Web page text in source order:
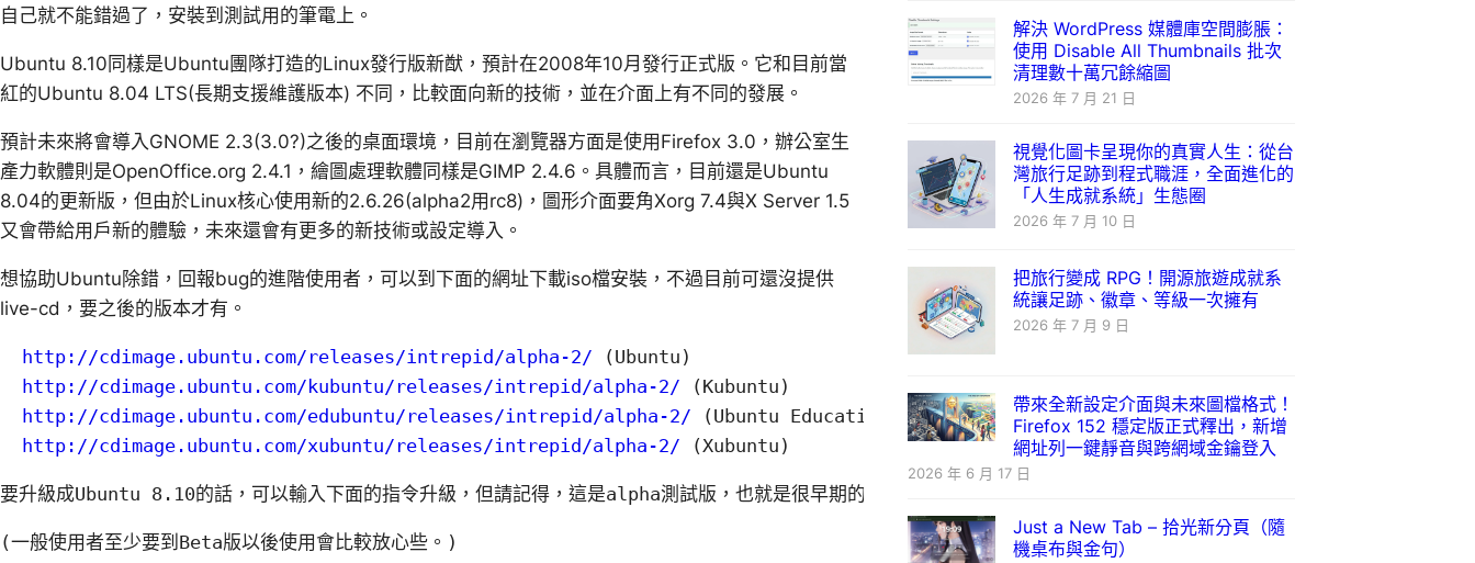
自己就不能錯過了，安裝到測試用的筆電上。
Ubuntu 8.10同樣是Ubuntu團隊打造的Linux發行版新猷，預計在2008年10月發行正式版。它和目前當
紅的Ubuntu 8.04 LTS(長期支援維護版本) 不同，比較面向新的技術，並在介面上有不同的發展。
預計未來將會導入GNOME 2.3(3.0?)之後的桌面環境，目前在瀏覽器方面是使用Firefox 3.0，辦公室生
產力軟體則是OpenOffice.org 2.4.1，繪圖處理軟體同樣是GIMP 2.4.6。具體而言，目前還是Ubuntu
8.04的更新版，但由於Linux核心使用新的2.6.26(alpha2用rc8)，圖形介面要角Xorg 7.4與X Server 1.5
又會帶給用戶新的體驗，未來還會有更多的新技術或設定導入。
想協助Ubuntu除錯，回報bug的進階使用者，可以到下面的網址下載iso檔安裝，不過目前可還沒提供
live-cd，要之後的版本才有。
http://cdimage.ubuntu.com/releases/intrepid/alpha-2/ (Ubuntu)
http://cdimage.ubuntu.com/kubuntu/releases/intrepid/alpha-2/ (Kubuntu)
http://cdimage.ubuntu.com/edubuntu/releases/intrepid/alpha-2/ (Ubuntu Education Edition)
http://cdimage.ubuntu.com/xubuntu/releases/intrepid/alpha-2/ (Xubuntu)
要升級成Ubuntu 8.10的話，可以輸入下面的指令升級，但請記得，這是alpha測試版，也就是很早期的測試版。
(一般使用者至少要到Beta版以後使用會比較放心些。)
解決 WordPress 媒體庫空間膨脹：
使用 Disable All Thumbnails 批次
清理數十萬冗餘縮圖
2026 年 7 月 21 日
視覺化圖卡呈現你的真實人生：從台
灣旅行足跡到程式職涯，全面進化的
「人生成就系統」生態圈
2026 年 7 月 10 日
把旅行變成 RPG！開源旅遊成就系
統讓足跡、徽章、等級一次擁有
2026 年 7 月 9 日
帶來全新設定介面與未來圖檔格式！
Firefox 152 穩定版正式釋出，新增
網址列一鍵靜音與跨網域金鑰登入
2026 年 6 月 17 日
Just a New Tab – 拾光新分頁（隨
機桌布與金句）